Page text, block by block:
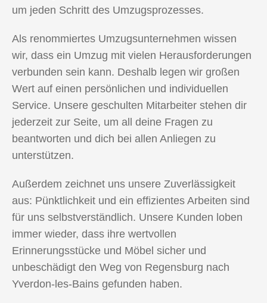
um jeden Schritt des Umzugsprozesses.
Als renommiertes Umzugsunternehmen wissen
wir, dass ein Umzug mit vielen Herausforderungen
verbunden sein kann. Deshalb legen wir großen
Wert auf einen persönlichen und individuellen
Service. Unsere geschulten Mitarbeiter stehen dir
jederzeit zur Seite, um all deine Fragen zu
beantworten und dich bei allen Anliegen zu
unterstützen.
Außerdem zeichnet uns unsere Zuverlässigkeit
aus: Pünktlichkeit und ein effizientes Arbeiten sind
für uns selbstverständlich. Unsere Kunden loben
immer wieder, dass ihre wertvollen
Erinnerungsstücke und Möbel sicher und
unbeschädigt den Weg von Regensburg nach
Yverdon-les-Bains gefunden haben.